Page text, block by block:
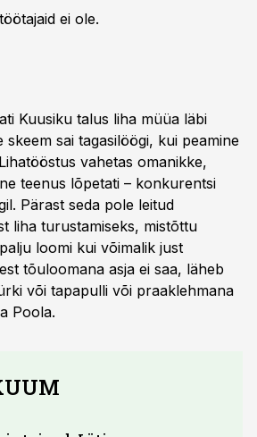
ei ole.
Kuusiku talus liha müüa läbi
sai tagasilöögi, kui peamine
vahetas omanikke,
teenus lõpetati – konkurentsi
Pärast seda pole leitud
liha turustamiseks, mistõttu
loomi kui võimalik just
tõuloomana asja ei saa, läheb
või tapapulli või praaklehmana
Poola.